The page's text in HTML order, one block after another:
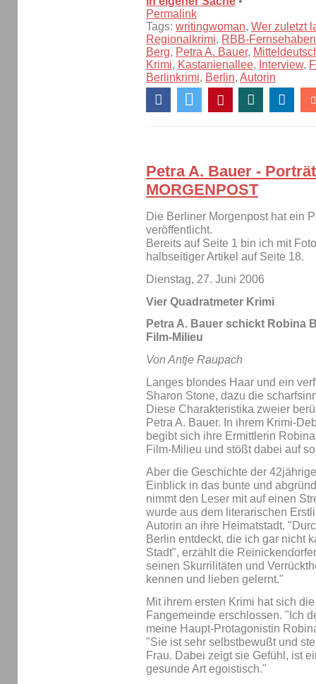
Permalink
Tags: writingwoman, Wer zuletzt
Regionalkrimi, RBB-
Berg, Petra A. Bauer,
Krimi, Kastanienallee, Interview,
Berlinkrimi, Berlin, Autorin
Petra A. Bauer -
MORGENPOST
Die Berliner Morgenpost hat ein
veröffentlicht.
Bereits auf Seite 1 bin ich mit
halbseitiger Artikel auf Seite 18.
Dienstag, 27. Juni 2006
Vier Quadratmeter Krimi
Petra A. Bauer schickt Robina
Film-Milieu
Von Antje Raupach
Langes blondes Haar und ein
Sharon Stone, dazu die
Diese Charakteristika zweier
Petra A. Bauer. In ihrem Krimi-
begibt sich ihre Ermittlerin
Film-Milieu und stößt dabei auf
Aber die Geschichte der
Einblick in das bunte und
nimmt den Leser mit auf einen
wurde aus dem literarischen
Autorin an ihre Heimatstadt.
Berlin entdeckt, die ich gar nicht
Stadt", erzählt die
seinen Skurrilitäten und
kennen und lieben gelernt."
Mit ihrem ersten Krimi hat sich
Fangemeinde erschlossen. "Ich
meine Haupt-Protagonistin
"Sie ist sehr selbstbewußt und
Frau. Dabei zeigt sie Gefühl, ist
gesunde Art egoistisch."